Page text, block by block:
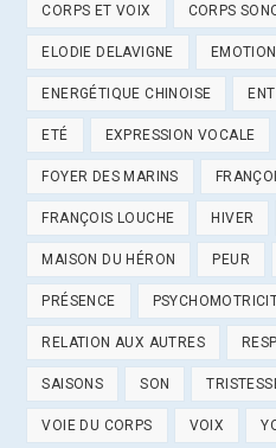
CORPS ET VOIX CORPS
ELODIE DELAVIGNE EMOTION
ENERGÉTIQUE CHINOISE
ETÉ EXPRESSION VOCALE
FOYER DES MARINS
FRANÇOIS LOUCHE HIVER
MAISON DU HÉRON PEUR
PRÉSENCE
RELATION AUX AUTRES
SAISONS SON
VOIE DU CORPS VOIX